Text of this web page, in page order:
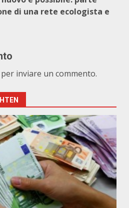
di una rete ecologista e
per inviare un commento.